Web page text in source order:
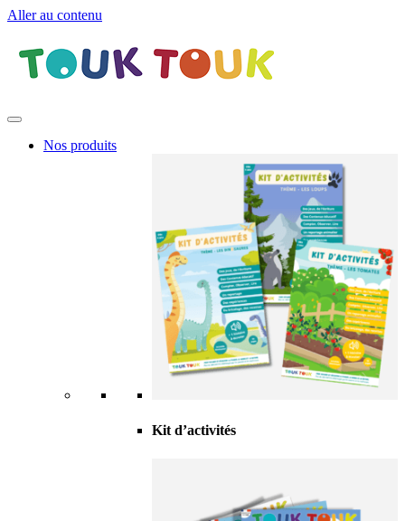
Aller au contenu
Nos produits
Kit d’activités